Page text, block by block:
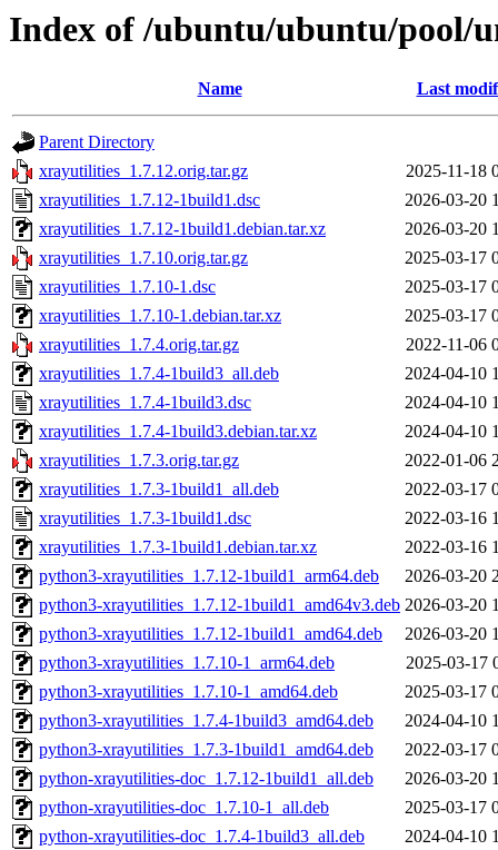
Index of /ubuntu/ubuntu/pool/
Name Last
Parent Directory
xrayutilities_1.7.12.orig.tar.gz
2025-11-18
xrayutilities_1.7.12-1build1.dsc
2026-03-20
xrayutilities_1.7.12-1build1.debian.tar.xz
2026-03-20
xrayutilities_1.7.10.orig.tar.gz
2025-03-17
xrayutilities_1.7.10-1.dsc
2025-03-17
xrayutilities_1.7.10-1.debian.tar.xz
2025-03-17
xrayutilities_1.7.4.orig.tar.gz
2022-11-06
xrayutilities_1.7.4-1build3_all.deb
2024-04-10
xrayutilities_1.7.4-1build3.dsc
2024-04-10
xrayutilities_1.7.4-1build3.debian.tar.xz
2024-04-10
xrayutilities_1.7.3.orig.tar.gz
2022-01-06
xrayutilities_1.7.3-1build1_all.deb
2022-03-17
xrayutilities_1.7.3-1build1.dsc
2022-03-16
xrayutilities_1.7.3-1build1.debian.tar.xz
2022-03-16
python3-xrayutilities_1.7.12-1build1_arm64.deb
2026-03-20
python3-xrayutilities_1.7.12-1build1_amd64v3.deb 2026-03-20
python3-xrayutilities_1.7.12-1build1_amd64.deb
2026-03-20
python3-xrayutilities_1.7.10-1_arm64.deb
2025-03-17
python3-xrayutilities_1.7.10-1_amd64.deb
2025-03-17
python3-xrayutilities_1.7.4-1build3_amd64.deb
2024-04-10
python3-xrayutilities_1.7.3-1build1_amd64.deb
2022-03-17
python-xrayutilities-doc_1.7.12-1build1_all.deb
2026-03-20
python-xrayutilities-doc_1.7.10-1_all.deb
2025-03-17
python-xrayutilities-doc_1.7.4-1build3_all.deb
2024-04-10